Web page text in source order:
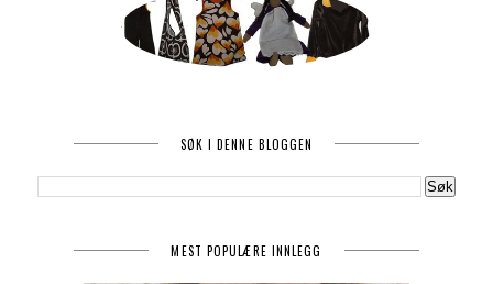
SØK I DENNE BLOGGEN
MEST POPULÆRE INNLEGG